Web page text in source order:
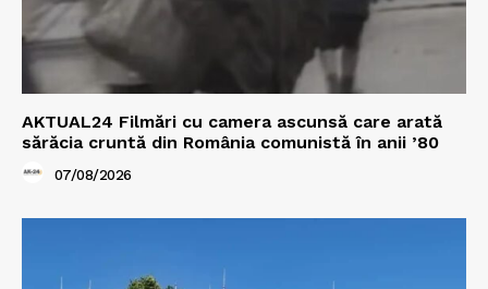
AKTUAL24 Filmări cu camera ascunsă care arată
sărăcia cruntă din România comunistă în anii ’80
07/08/2026